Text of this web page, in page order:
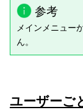
参考
メインメニュー
ん。
ユーザーご